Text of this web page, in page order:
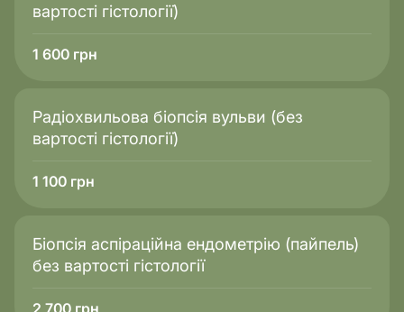
вартості гістології)
1 600 грн
Радіохвильова біопсія вульви (без
вартості гістології)
1 100 грн
Біопсія аспіраційна ендометрію (пайпель)
без вартості гістології
2 700 грн